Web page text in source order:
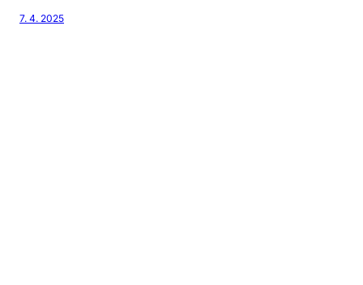
7. 4. 2025